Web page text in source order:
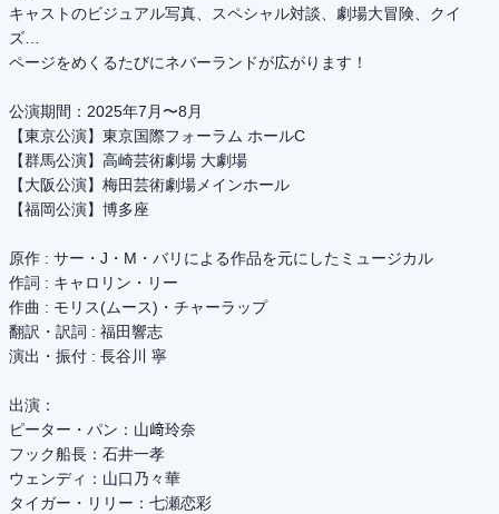
キャストのビジュアル写真、スペシャル対談、劇場大冒険、クイ
ズ…
ページをめくるたびにネバーランドが広がります！
公演期間：2025年7月〜8月
【東京公演】東京国際フォーラム ホールC
【群馬公演】高崎芸術劇場 大劇場
【大阪公演】梅田芸術劇場メインホール
【福岡公演】博多座
原作 : サー・J・M・バリによる作品を元にしたミュージカル
作詞 : キャロリン・リー
作曲 : モリス(ムース)・チャーラップ
翻訳・訳詞 : 福田響志
演出・振付 : 長谷川 寧
出演：
ピーター・パン：山﨑玲奈
フック船長：石井一孝
ウェンディ：山口乃々華
タイガー・リリー：七瀬恋彩